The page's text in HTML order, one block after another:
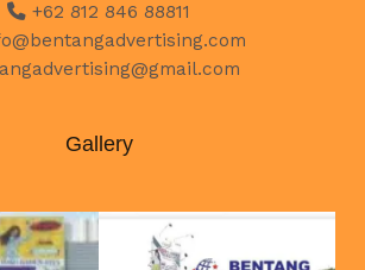
+62 812 846 88811
Gallery